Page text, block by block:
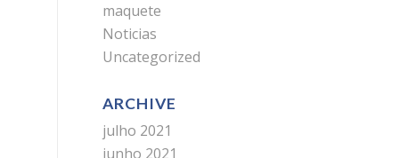
maquete
Noticias
Uncategorized
ARCHIVE
julho 2021
junho 2021